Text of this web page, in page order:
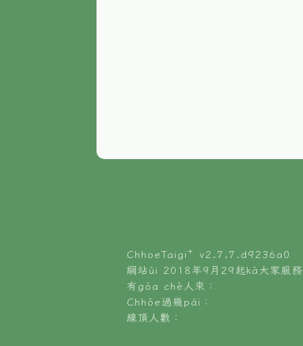
ChhoeTaigi⁺ v2.7.7.d9236a0
網站ùi 2018年9月29起kā大家服務
有gōa chē人來：
Chhōe過幾pái：
線頂人數：